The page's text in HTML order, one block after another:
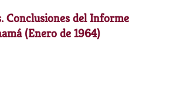
Conclusiones del Informe
(Enero de 1964)